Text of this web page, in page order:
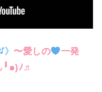
》 〜愛しの
一発
๑⁠)⁠ﾉ⁠♬